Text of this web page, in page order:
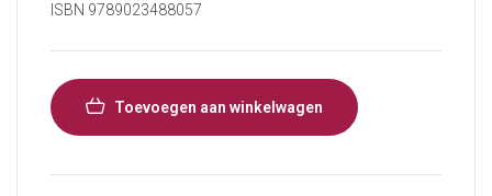
ISBN 9789023488057
Toevoegen aan winkelwagen